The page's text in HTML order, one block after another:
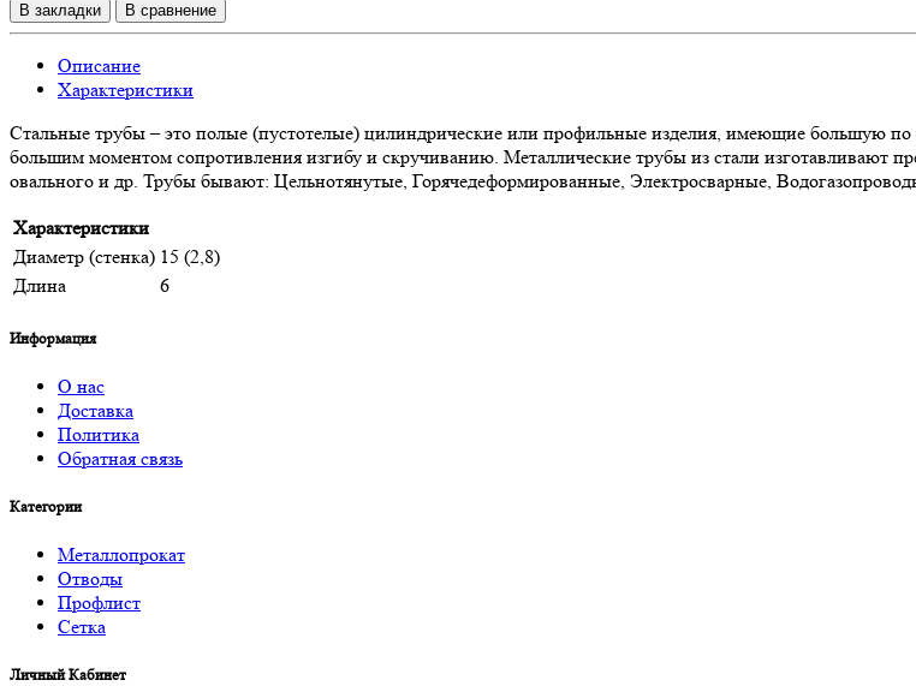
В закладки В сравнение
Описание
Характеристики
Стальные трубы – это полые (пустотелые) цилиндрические или профильные изделия, имеющие большую
большим моментом сопротивления изгибу и скручиванию. Металлические трубы из стали изготавливают
овального и др. Трубы бывают: Цельнотянутые, Горячедеформированные, Электросварные,
Характеристики
Диаметр (стенка) 15 (2,8)
Длина
6
Информация
О нас
Доставка
Политика
Обратная связь
Категории
Металлопрокат
Отводы
Профлист
Сетка
Личный Кабинет